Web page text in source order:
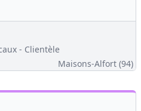
- Clientèle
Maisons-Alfort (94)